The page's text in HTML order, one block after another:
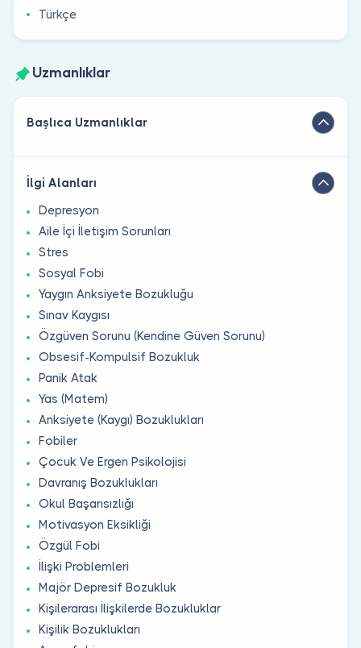
Türkçe
Uzmanlıklar
Başlıca Uzmanlıklar
İlgi Alanları
Depresyon
Aile İçi İletişim Sorunları
Stres
Sosyal Fobi
Yaygın Anksiyete Bozukluğu
Sınav Kaygısı
Özgüven Sorunu (Kendine Güven Sorunu)
Obsesif-Kompulsif Bozukluk
Panik Atak
Yas (Matem)
Anksiyete (Kaygı) Bozuklukları
Fobiler
Çocuk Ve Ergen Psikolojisi
Davranış Bozuklukları
Okul Başarısızlığı
Motivasyon Eksikliği
Özgül Fobi
İlişki Problemleri
Majör Depresif Bozukluk
Kişilerarası İlişkilerde Bozukluklar
Kişilik Bozuklukları